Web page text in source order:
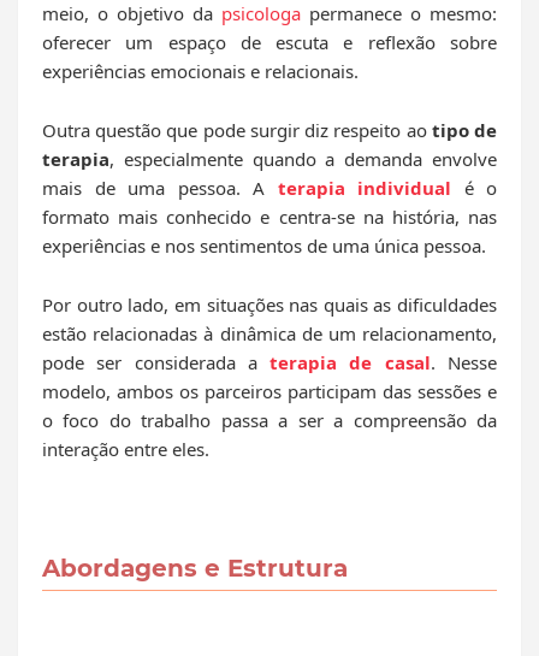
meio, o objetivo da psicologa permanece o mesmo:
oferecer um espaço de escuta e reflexão sobre
experiências emocionais e relacionais.
Outra questão que pode surgir diz respeito ao tipo de
terapia, especialmente quando a demanda envolve
mais de uma pessoa. A terapia individual é o
formato mais conhecido e centra-se na história, nas
experiências e nos sentimentos de uma única pessoa.
Por outro lado, em situações nas quais as dificuldades
estão relacionadas à dinâmica de um relacionamento,
pode ser considerada aterapia de casal. Nesse
modelo, ambos os parceiros participam das sessões e
o foco do trabalho passa a ser a compreensão da
interação entre eles.
Abordagens e Estrutura